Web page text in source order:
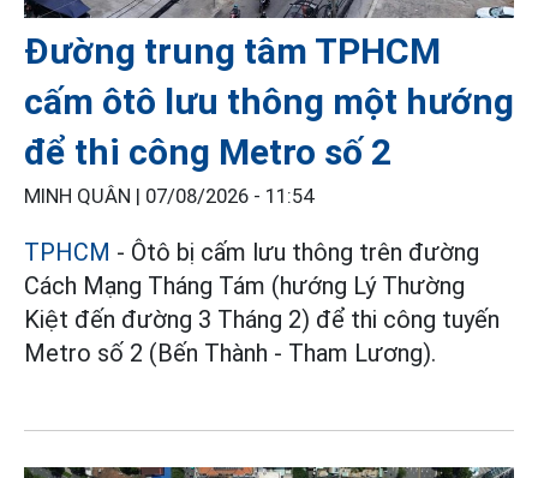
Đường trung tâm TPHCM
cấm ôtô lưu thông một hướng
để thi công Metro số 2
MINH QUÂN | 07/08/2026 - 11:54
TPHCM - Ôtô bị cấm lưu thông trên đường
Cách Mạng Tháng Tám (hướng Lý Thường
Kiệt đến đường 3 Tháng 2) để thi công tuyến
Metro số 2 (Bến Thành - Tham Lương).